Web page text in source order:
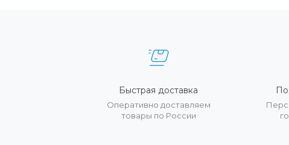
Быстрая доставка
Оперативно доставляем
товары по России